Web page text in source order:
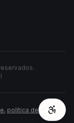
, política de cookies